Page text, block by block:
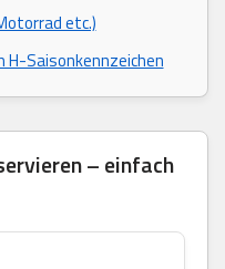
etc.)
H-Saisonkennzeichen
– einfach